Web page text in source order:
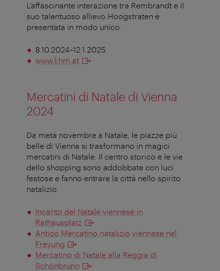
L’affascinante interazione tra Rembrandt e il
suo talentuoso allievo Hoogstraten è
presentata in modo unico.
8.10.2024–12.1.2025
www.khm.at
Mercatini di Natale di Vienna
2024
Da metà novembre a Natale, le piazze più
belle di Vienna si trasformano in magici
mercatini di Natale. Il centro storico e le vie
dello shopping sono addobbate con luci
festose e fanno entrare la città nello spirito
natalizio.
Incanto del Natale viennese in
Rathausplatz
Antico Mercatino natalizio viennese nel
Freyung
Mercatino di Natale alla Reggia di
Schönbrunn